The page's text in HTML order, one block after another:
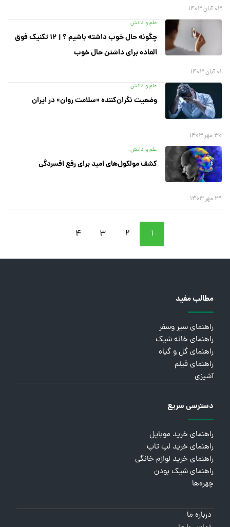
۰۳ آبان ۱۴۰۳
علم و دانش
چگونه حال خوب داشته باشیم ؟ | ۱۲ تکنیک فوق
العاده برای داشتن حال خوب
۰۱ آبان ۱۴۰۳
علم و دانش
وضعیت نگران‌کننده «سلامت روان» در ایران
۳۰ مهر ۱۴۰۳
علم و دانش
کشف مولکول‌های امید برای رفع افسردگی
۲۹ مهر ۱۴۰۳
۱ ۲ ۳ ۴
مطالب مفید
راهنمای سیر وسفر
راهنمای خانه شیک
راهنمای گل و گیاه
راهنمای فیلم
آشپزی
دسترسی سریع
راهنمای خرید موبایل
راهنمای خرید لپ تاپ
راهنمای خرید لوازم خانگی
راهنمای شیک بودن
چهره‌ها
درباره ما